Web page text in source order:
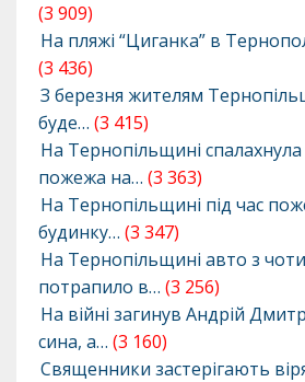
(3 909)
На пляжі “Циганка” в
(3 436)
З березня жителям
буде… (3 415)
На Тернопільщині
пожежа на… (3 363)
На Тернопільщині під час
будинку… (3 347)
На Тернопільщині авто з
потрапило в… (3 256)
На війні загинув Андрій
сина, а… (3 160)
Священники застерігають